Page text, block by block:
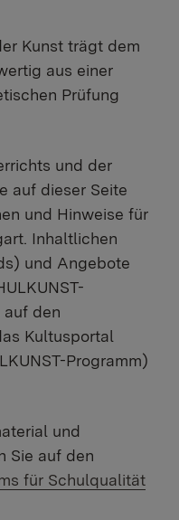
Kunst trägt dem
aus einer
Prüfung
und der
auf dieser Seite
und Hinweise für
Inhaltlichen
und Angebote
auf den
Kultusportal
Programm)
und
Sie auf den
Link:
für Schulqualität